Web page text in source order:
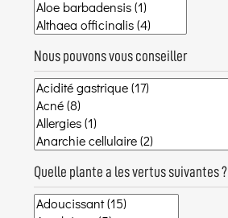
Nous pouvons vous conseiller
Quelle plante a les vertus suivantes ?